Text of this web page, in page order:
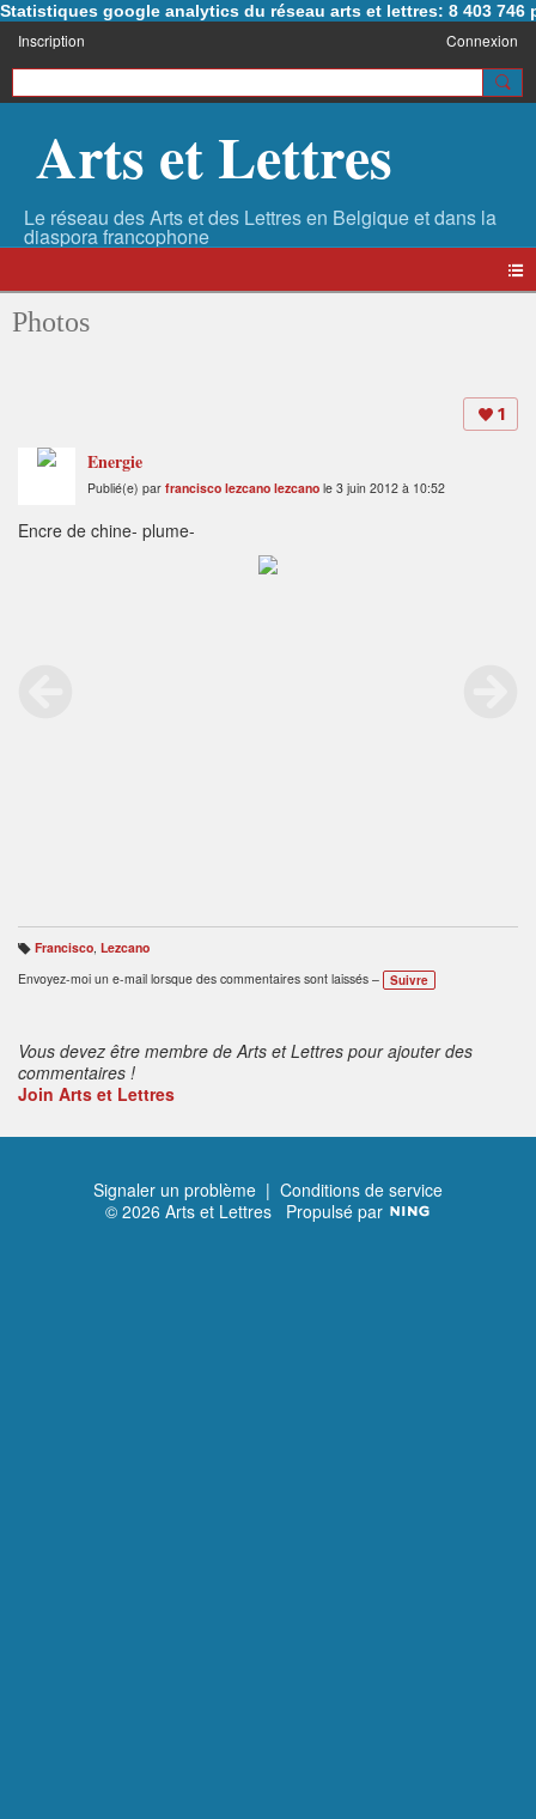
Statistiques google analytics du réseau arts et lettres: 8 403 746
Inscription Connexion
Arts et Lettres
Photos
1
Energie
Publié(e) par francisco lezcano lezcano le 3 juin 2012 à 10:52
Encre de chine- plume-
B
ali
s
Francisco, Lezcano
Envoyez-moi un e-mail lorsque des commentaires sont laissés –
Suivre
Vous devez être membre de Arts et Lettres pour ajouter des
commentaires !
Join Arts et Lettres
Signaler un problème | Conditions de service
© 2026 Arts et Lettres Propulsé par